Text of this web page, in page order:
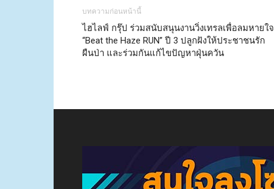
บทความก่อนหน้านี้
ไฮไลฟ์ กรุ๊ป ร่วมสนับสนุนงานวิ่งเทรลเพื่อลมหายใจ
“Beat the Haze RUN” ปี 3 ปลูกฝังให้ประชาชนรัก
ผืนป่า และร่วมกันแก้ไขปัญหาฝุ่นควัน